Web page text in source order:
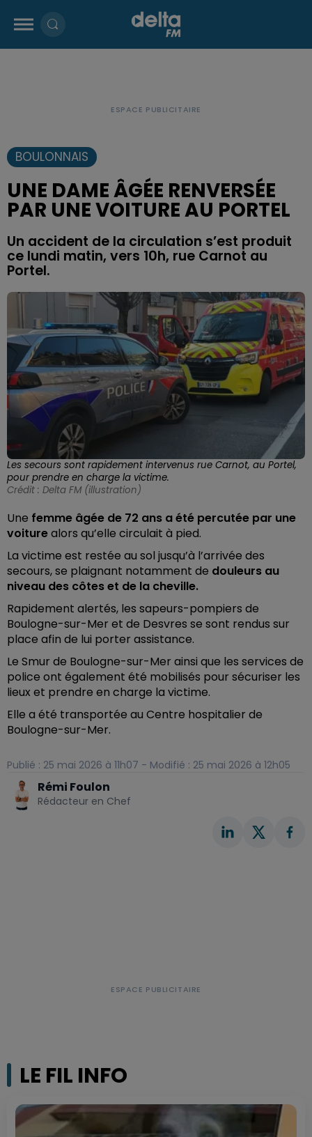
BOULONNAIS
UNE DAME ÂGÉE RENVERSÉE
PAR UNE VOITURE AU PORTEL
Un accident de la circulation s’est produit
ce lundi matin, vers 10h, rue Carnot au
Portel.
Les secours sont rapidement intervenus rue Carnot, au Portel,
pour prendre en charge la victime.
Crédit : Delta FM (illustration)
Une femme âgée de 72 ans a été percutée par une
voiturealors qu’elle circulait à pied.
La victime est restée au sol jusqu’à l’arrivée des
secours, se plaignant notamment de douleurs au
niveau des côtes et de la cheville.
Rapidement alertés, les sapeurs-pompiers de
Boulogne-sur-Mer et de Desvres se sont rendus sur
place afin de lui porter assistance.
Le Smur de Boulogne-sur-Mer ainsi que les services de
police ont également été mobilisés pour sécuriser les
lieux et prendre en charge la victime.
Elle a été transportée au Centre hospitalier de
Boulogne-sur-Mer.
Publié : 25 mai 2026 à 11h07 - Modifié : 25 mai 2026 à 12h05
Rémi Foulon
Rédacteur en Chef
LE FIL INFO